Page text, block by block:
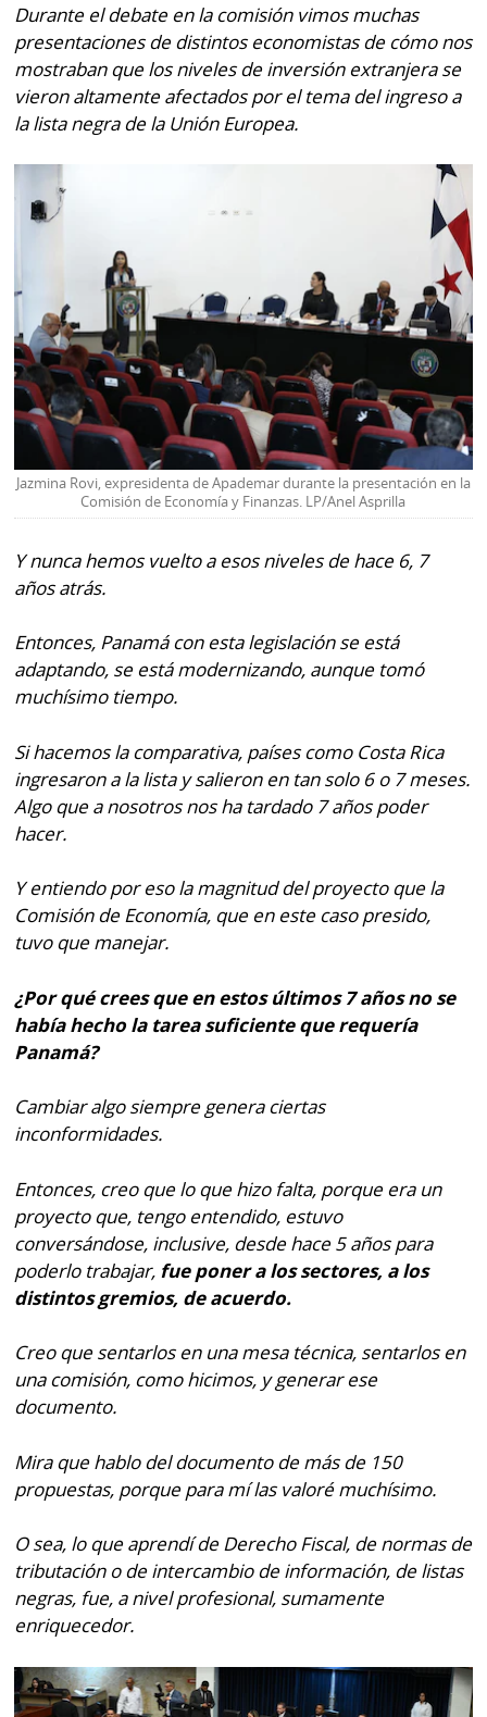
Durante el debate en la comisión vimos muchas
presentaciones de distintos economistas de cómo nos
mostraban que los niveles de inversión extranjera se
vieron altamente afectados por el tema del ingreso a
la lista negra de la Unión Europea.
Jazmina Rovi, expresidenta de Apademar durante la presentación en la
Comisión de Economía y Finanzas. LP/Anel Asprilla
Y nunca hemos vuelto a esos niveles de hace 6, 7
años atrás.
Entonces, Panamá con esta legislación se está
adaptando, se está modernizando, aunque tomó
muchísimo tiempo.
Si hacemos la comparativa, países como Costa Rica
ingresaron a la lista y salieron en tan solo 6 o 7 meses.
Algo que a nosotros nos ha tardado 7 años poder
hacer.
Y entiendo por eso la magnitud del proyecto que la
Comisión de Economía, que en este caso presido,
tuvo que manejar.
¿Por qué crees que en estos últimos 7 años no se
había hecho la tarea suficiente que requería
Panamá?
Cambiar algo siempre genera ciertas
inconformidades.
Entonces, creo que lo que hizo falta, porque era un
proyecto que, tengo entendido, estuvo
conversándose, inclusive, desde hace 5 años para
poderlo trabajar, fue poner a los sectores, a los
distintos gremios, de acuerdo.
Creo que sentarlos en una mesa técnica, sentarlos en
una comisión, como hicimos, y generar ese
documento.
Mira que hablo del documento de más de 150
propuestas, porque para mí las valoré muchísimo.
O sea, lo que aprendí de Derecho Fiscal, de normas de
tributación o de intercambio de información, de listas
negras, fue, a nivel profesional, sumamente
enriquecedor.